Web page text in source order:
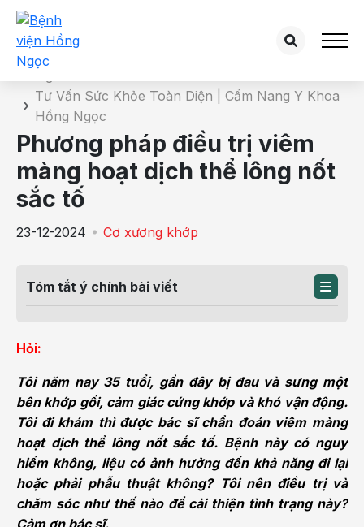
Chi tiết bài tư vấn
Tư Vấn Sức Khỏe Toàn Diện | Cẩm Nang Y Khoa
Hồng Ngọc
Phương pháp điều trị viêm
màng hoạt dịch thể lông nốt
sắc tố
23-12-2024 Cơ xương khớp
Tóm tắt ý chính bài viết
Hỏi:
Tôi năm nay 35 tuổi, gần đây bị đau và sưng một
bên khớp gối, cảm giác cứng khớp và khó vận động.
Tôi đi khám thì được bác sĩ chẩn đoán viêm màng
hoạt dịch thể lông nốt sắc tố. Bệnh này có nguy
hiểm không, liệu có ảnh hưởng đến khả năng đi lại
hoặc phải phẫu thuật không? Tôi nên điều trị và
chăm sóc như thế nào để cải thiện tình trạng này?
Cảm ơn bác sĩ.